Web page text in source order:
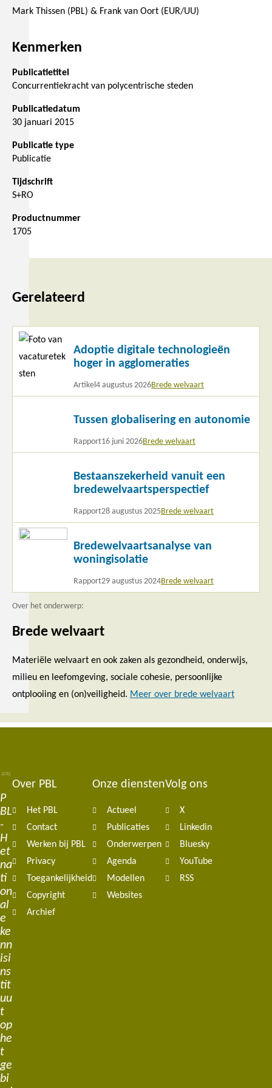
Mark Thissen (PBL) & Frank van Oort (EUR/UU)
Kenmerken
Publicatietitel
Concurrentiekracht van polycentrische steden
Publicatiedatum
30 januari 2015
Publicatie type
Publicatie
Tijdschrift
S+RO
Productnummer
1705
Gerelateerd
Adoptie digitale technologieën
hoger in agglomeraties
Artikel4 augustus 2026Brede welvaart
Lees
Tussen globalisering en autonomie
Rapport16 juni 2026Brede welvaart
Bestaanszekerheid vanuit een
bredewelvaartsperspectief
Rapport28 augustus 2025Brede welvaart
Bredewelvaartsanalyse van
woningisolatie
Rapport29 augustus 2024Brede welvaart
Lees
Over het onderwerp:
Brede welvaart
Materiële welvaart en ook zaken als gezondheid, onderwijs,
milieu en leefomgeving, sociale cohesie, persoonlijke
ontplooiing en (on)veiligheid. Meer over brede welvaart
P
BL
-
H
et
na
ti
on
al
e
ke
nn
isi
ns
tit
uu
t
op
he
t
ge
bi
Footer
navigation
Over PBL
Het PBL
Contact
Werken bij PBL
Privacy
Toegankelijkheid
Copyright
Archief
Onze diensten
Actueel
Publicaties
Onderwerpen
Agenda
Modellen
Websites
Volg ons
X
Linkedin
Bluesky
YouTube
RSS